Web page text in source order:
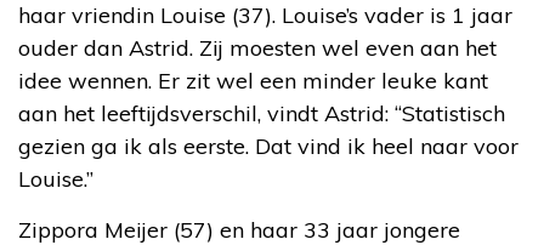
haar vriendin Louise (37). Louise’s vader is 1 jaar
ouder dan Astrid. Zij moesten wel even aan het
idee wennen. Er zit wel een minder leuke kant
aan het leeftijdsverschil, vindt Astrid: “Statistisch
gezien ga ik als eerste. Dat vind ik heel naar voor
Louise.”
Zippora Meijer (57) en haar 33 jaar jongere